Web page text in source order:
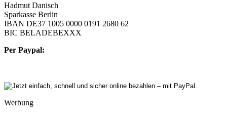
Hadmut Danisch
Sparkasse Berlin
IBAN DE37 1005 0000 0191 2680 62
BIC BELADEBEXXX
Per Paypal:
Werbung